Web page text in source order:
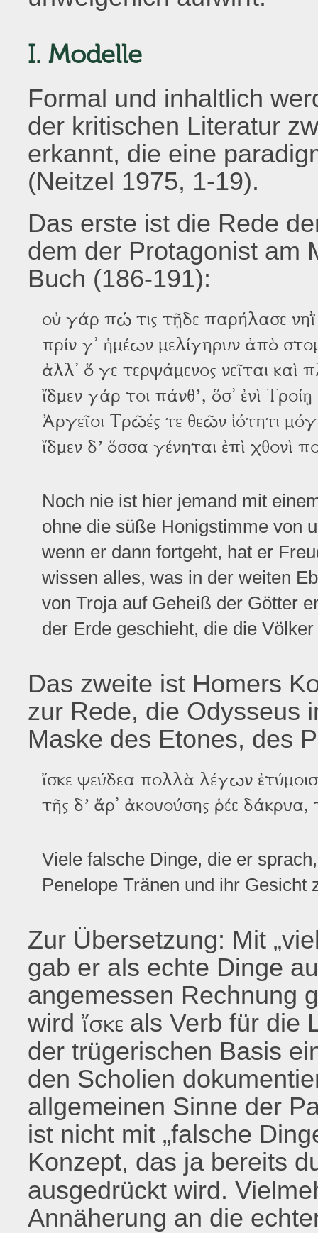
I. Modelle
Formal und inhaltlich
der kritischen Literatur
erkannt, die eine
(Neitzel 1975, 1-19).
Das erste ist die Rede
dem der Protagonist am
Buch (186-191):
οὐ γάρ πώ τις τῇδε παρήλασε νηῒ
πρίν γ᾽ ἡμέων μελίγηρυν ἀπὸ
ἀλλ᾽ ὅ γε τερψάμενος νεῖται καὶ
ἴδμεν γάρ τοι πάνθ’, ὅσ᾽ ἐνὶ Τροίῃ
Ἀργεῖοι Τρῶές τε θεῶν ἰότητι
ἴδμεν δ’ ὅσσα γένηται ἐπὶ χθονὶ
Noch nie ist hier jemand mit
ohne die süße Honigstimme von
wenn er dann fortgeht, hat er
wissen alles, was in der weiten
von Troja auf Geheiß der Götter
der Erde geschieht, die die
Das zweite ist Homers
zur Rede, die Odysseus
Maske des Etones, des
ἴσκε ψεύδεα πολλὰ λέγων
τῆς δ’ ἄρ᾽ ἀκουούσης ῥέε
Viele falsche Dinge, die er
Penelope Tränen und ihr Gesicht
Zur Übersetzung: Mit
gab er als echte Dinge
angemessen Rechnung
wirdἴσκε als Verb für die
der trügerischen Basis
den Scholien
allgemeinen Sinne der
ist nicht mit „falsche
Konzept, das ja bereits
ausgedrückt wird.
Annäherung an die